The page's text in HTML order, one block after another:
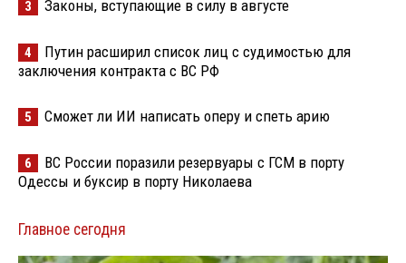
3 Законы, вступающие в силу в августе
4
Путин расширил список лиц с судимостью для
заключения контракта с ВС РФ
5 Сможет ли ИИ написать оперу и спеть арию
6
ВС России поразили резервуары с ГСМ в порту
Одессы и буксир в порту Николаева
Главное сегодня